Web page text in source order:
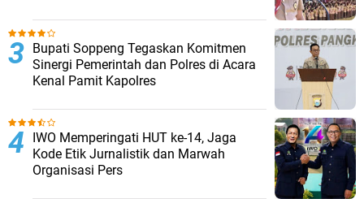
Bupati Soppeng Tegaskan Komitmen
Sinergi Pemerintah dan Polres di Acara
Kenal Pamit Kapolres
IWO Memperingati HUT ke-14, Jaga
Kode Etik Jurnalistik dan Marwah
Organisasi Pers